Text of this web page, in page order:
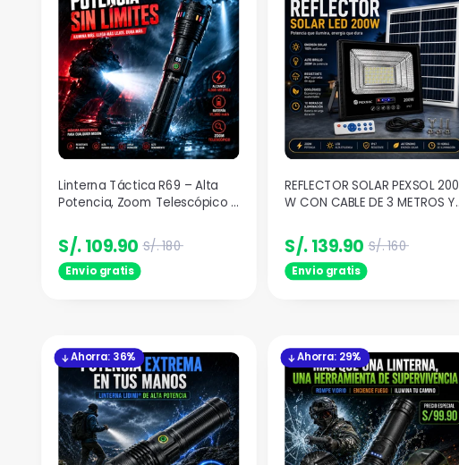
Linterna Táctica R69 – Alta
Potencia, Zoom Telescópico y
S/. 109.90 S/. 180
Envio gratis
REFLECTOR SOLAR PEXSOL 200
W CON CABLE DE 3 METROS Y
S/. 139.90 S/. 160
Envio gratis
Ahorra: 36% Ahorra: 29%